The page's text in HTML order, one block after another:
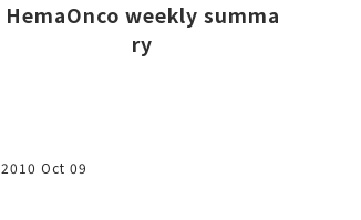
HemaOnco weekly summa
ry
2010 Oct 09